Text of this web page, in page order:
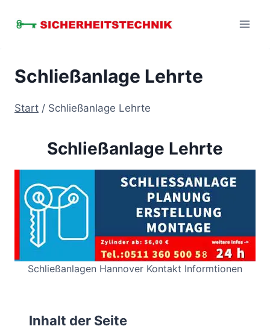
Inhalt
Schließanlage Lehrte
Start / Schließanlage Lehrte
Schließanlage Lehrte
Schließanlagen Hannover Kontakt Informtionen
Inhalt der Seite